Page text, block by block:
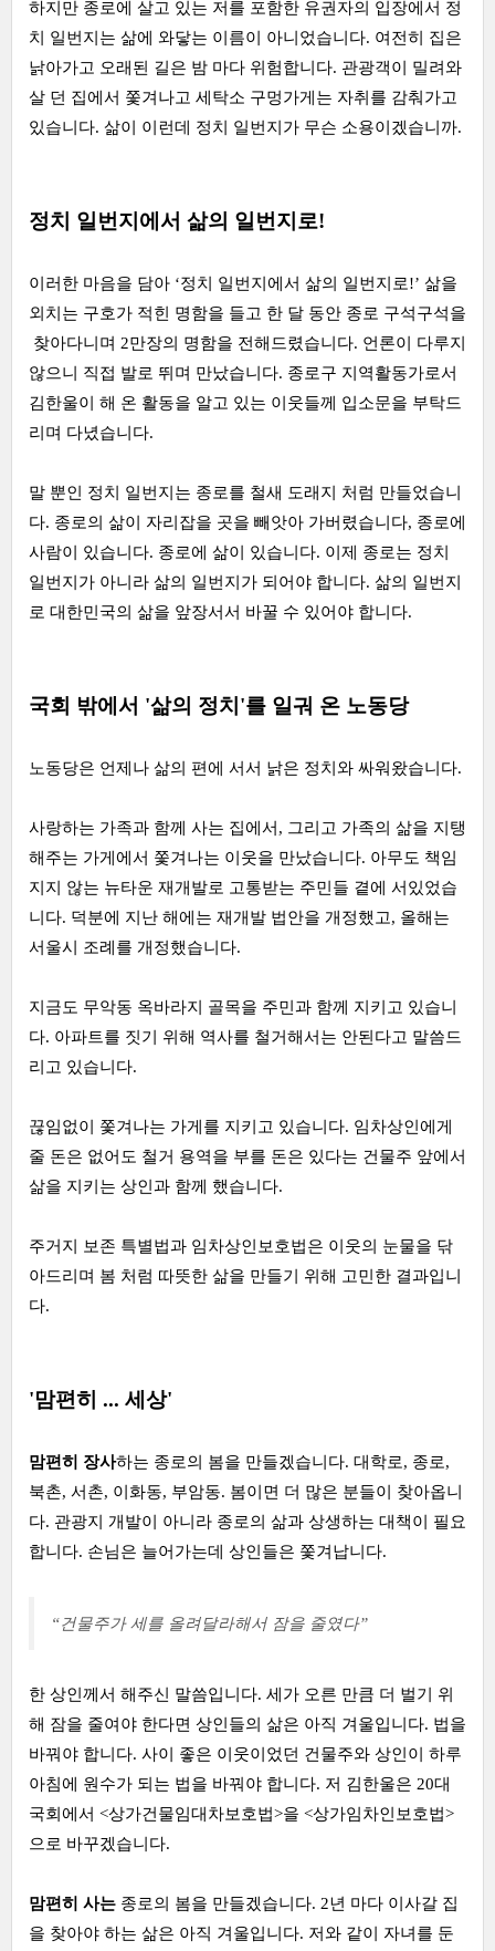
하지만 종로에 살고 있는 저를 포함한 유권자의 입장에서 정
치 일번지는 삶에 와닿는 이름이 아니었습니다. 여전히 집은
낡아가고 오래된 길은 밤 마다 위험합니다. 관광객이 밀려와
살 던 집에서 쫓겨나고 세탁소 구멍가게는 자취를 감춰가고
있습니다. 삶이 이런데 정치 일번지가 무슨 소용이겠습니까.
정치 일번지에서 삶의 일번지로!
이러한 마음을 담아 ‘정치 일번지에서 삶의 일번지로!’ 삶을
외치는 구호가 적힌 명함을 들고 한 달 동안 종로 구석구석을
찾아다니며 2만장의 명함을 전해드렸습니다. 언론이 다루지
않으니 직접 발로 뛰며 만났습니다. 종로구 지역활동가로서
김한울이 해 온 활동을 알고 있는 이웃들께 입소문을 부탁드
리며 다녔습니다.
말 뿐인 정치 일번지는 종로를 철새 도래지 처럼 만들었습니
다. 종로의 삶이 자리잡을 곳을 빼앗아 가버렸습니다, 종로에
사람이 있습니다. 종로에 삶이 있습니다. 이제 종로는 정치
일번지가 아니라 삶의 일번지가 되어야 합니다. 삶의 일번지
로 대한민국의 삶을 앞장서서 바꿀 수 있어야 합니다.
국회 밖에서 '삶의 정치'를 일궈 온 노동당
노동당은 언제나 삶의 편에 서서 낡은 정치와 싸워왔습니다.
사랑하는 가족과 함께 사는 집에서, 그리고 가족의 삶을 지탱
해주는 가게에서 쫓겨나는 이웃을 만났습니다. 아무도 책임
지지 않는 뉴타운 재개발로 고통받는 주민들 곁에 서있었습
니다. 덕분에 지난 해에는 재개발 법안을 개정했고, 올해는
서울시 조례를 개정했습니다.
지금도 무악동 옥바라지 골목을 주민과 함께 지키고 있습니
다. 아파트를 짓기 위해 역사를 철거해서는 안된다고 말씀드
리고 있습니다.
끊임없이 쫓겨나는 가게를 지키고 있습니다. 임차상인에게
줄 돈은 없어도 철거 용역을 부를 돈은 있다는 건물주 앞에서
삶을 지키는 상인과 함께 했습니다.
주거지 보존 특별법과 임차상인보호법은 이웃의 눈물을 닦
아드리며 봄 처럼 따뜻한 삶을 만들기 위해 고민한 결과입니
다.
'맘편히 ... 세상'
맘편히 장사하는 종로의 봄을 만들겠습니다. 대학로, 종로,
북촌, 서촌, 이화동, 부암동. 봄이면 더 많은 분들이 찾아옵니
다. 관광지 개발이 아니라 종로의 삶과 상생하는 대책이 필요
합니다. 손님은 늘어가는데 상인들은 쫓겨납니다.
“건물주가 세를 올려달라해서 잠을 줄였다”
한 상인께서 해주신 말씀입니다. 세가 오른 만큼 더 벌기 위
해 잠을 줄여야 한다면 상인들의 삶은 아직 겨울입니다. 법을
바꿔야 합니다. 사이 좋은 이웃이었던 건물주와 상인이 하루
아침에 원수가 되는 법을 바꿔야 합니다. 저 김한울은 20대
국회에서 <상가건물임대차보호법>을 <상가임차인보호법>
으로 바꾸겠습니다.
맘편히 사는 종로의 봄을 만들겠습니다. 2년 마다 이사갈 집
을 찾아야 하는 삶은 아직 겨울입니다. 저와 같이 자녀를 둔